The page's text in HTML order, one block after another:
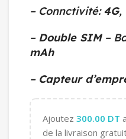
– Connctivité:4G,
– Double SIM–
mAh
– Capteur
Ajoutez 300.00 DT
de la livraison